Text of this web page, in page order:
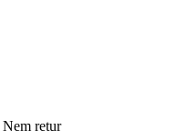
Nem retur